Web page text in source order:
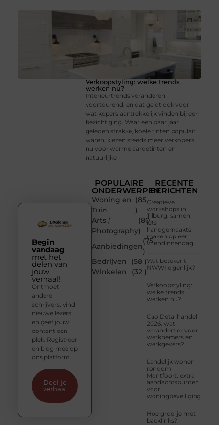
Verkoopstyling: welke trends
werken nu?
Interieurtrends veranderen
voortdurend, en dat geldt ook voor
wat kopers aantrekkelijk vinden bij een
bezichtiging. Waar een paar jaar
geleden strakke, koele tinten populair
waren, kiezen steeds meer verkopers
nu voor warme aardetinten en
natuurlijke
POPULAIRE
ONDERWERPEN
Woning en
Tuin
(85
)
Arts /
Photography
(80
)
Aanbiedingen
(75
)
Bedrijven
(58 )
Winkelen
(32 )
RECENTE
BERICHTEN
Creatieve
workshops in
Tilburg: samen
iets
handgemaakts
maken op een
vriendinnendag
Wat betekent
NWWI eigenlijk?
Verkoopstyling:
welke trends
werken nu?
Cao Detailhandel
2026: wat
verandert er voor
werknemers en
werkgevers?
Landelijk wonen
rondom
Montfoort: extra
aandachtspunten
voor
woningbeveiliging
Hoe groei je met
backlinks?
Begin
vandaag
met het
delen van
jouw
verhaal!
Ontmoet
andere
schrijvers, vind
nieuwe lezers
en geef jouw
content een
plek. Registreer
en blog mee op
ons platform.
Deel je
verhaal